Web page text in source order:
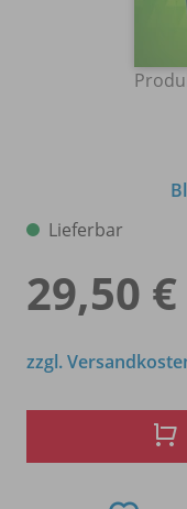
Lieferbar
29,50 €
zzgl.